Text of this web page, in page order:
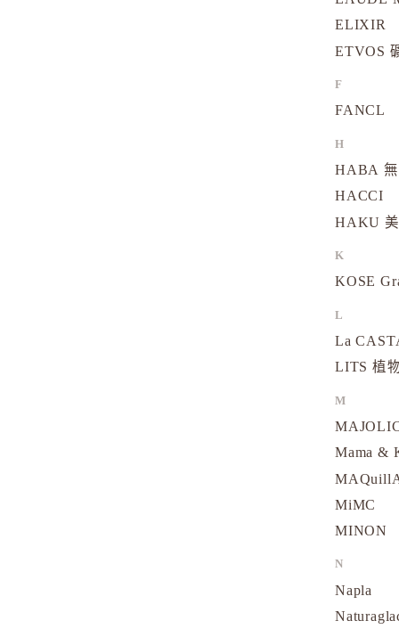
ELIXIR
ETVOS
F
FANCL
H
HABA
HACCI
HAKU
K
KOSE
L
La
LITS 植
M
Mama &
MiMC
MINON
N
Napla